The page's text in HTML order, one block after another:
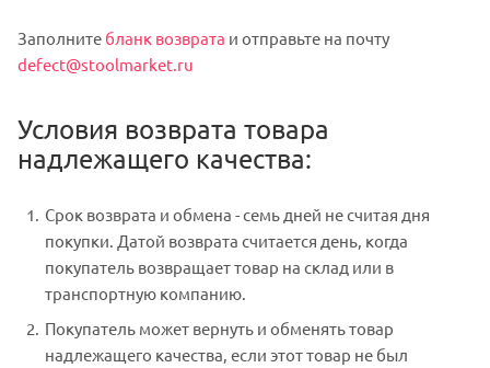
Заполните бланк возврата и отправьте на почту
defect@stoolmarket.ru
Условия возврата товара
надлежащего качества:
Срок возврата и обмена - семь дней не считая дня
покупки. Датой возврата считается день, когда
покупатель возвращает товар на склад или в
транспортную компанию.
Покупатель может вернуть и обменять товар
надлежащего качества, если этот товар не был